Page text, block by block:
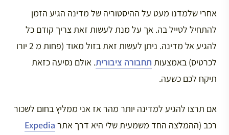
אחרי שלמדנו מעט על ההיסטוריה של מדינה הגיע הזמן
להתחיל לטייל בה. אך על מנת לעשות זאת צריך קודם כל
להגיע אל מדינה. ניתן לעשות זאת בזול מאוד (פחות מ 2 יורו
לכרטיס) באמצעות תחבורה ציבורית. אולם נסיעה כזאת
תיקח לכם כשעה.
אם תרצו להגיע למדינה יותר מהר אז אני ממליץ בחום לשכור
רכב (ההמלצה החד משמעית שלי היא דרך אתר Expedia